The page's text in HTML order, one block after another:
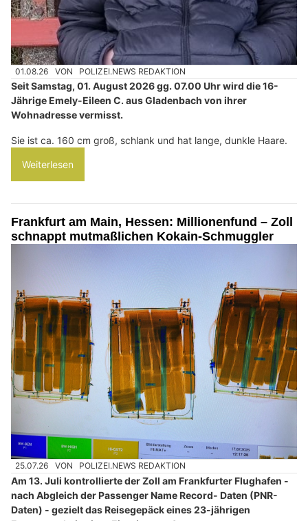
01.08.26 VON POLIZEI.NEWS REDAKTION
Seit Samstag, 01. August 2026 gg. 07.00 Uhr wird die 16-
Jährige Emely-Eileen C. aus Gladenbach von ihrer
Wohnadresse vermisst.
Sie ist ca. 160 cm groß, schlank und hat lange, dunkle Haare.
Weiterlesen
Frankfurt am Main, Hessen: Millionenfund – Zoll
schnappt mutmaßlichen Kokain-Schmuggler
25.07.26 VON POLIZEI.NEWS REDAKTION
Am 13. Juli kontrollierte der Zoll am Frankfurter Flughafen -
nach Abgleich der Passenger Name Record- Daten (PNR-
Daten) - gezielt das Reisegepäck eines 23-jährigen